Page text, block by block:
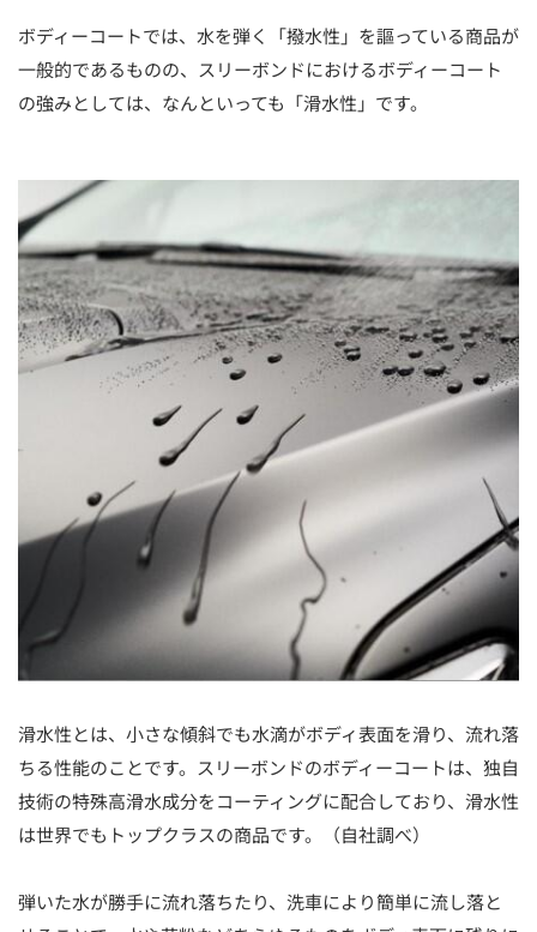
ボディーコートでは、水を弾く「撥水性」を謳っている商品が
一般的であるものの、スリーボンドにおけるボディーコート
の強みとしては、なんといっても「滑水性」です。
滑水性とは、小さな傾斜でも水滴がボディ表面を滑り、流れ落
ちる性能のことです。スリーボンドのボディーコートは、独自
技術の特殊高滑水成分をコーティングに配合しており、滑水性
は世界でもトップクラスの商品です。（自社調べ）
弾いた水が勝手に流れ落ちたり、洗車により簡単に流し落と